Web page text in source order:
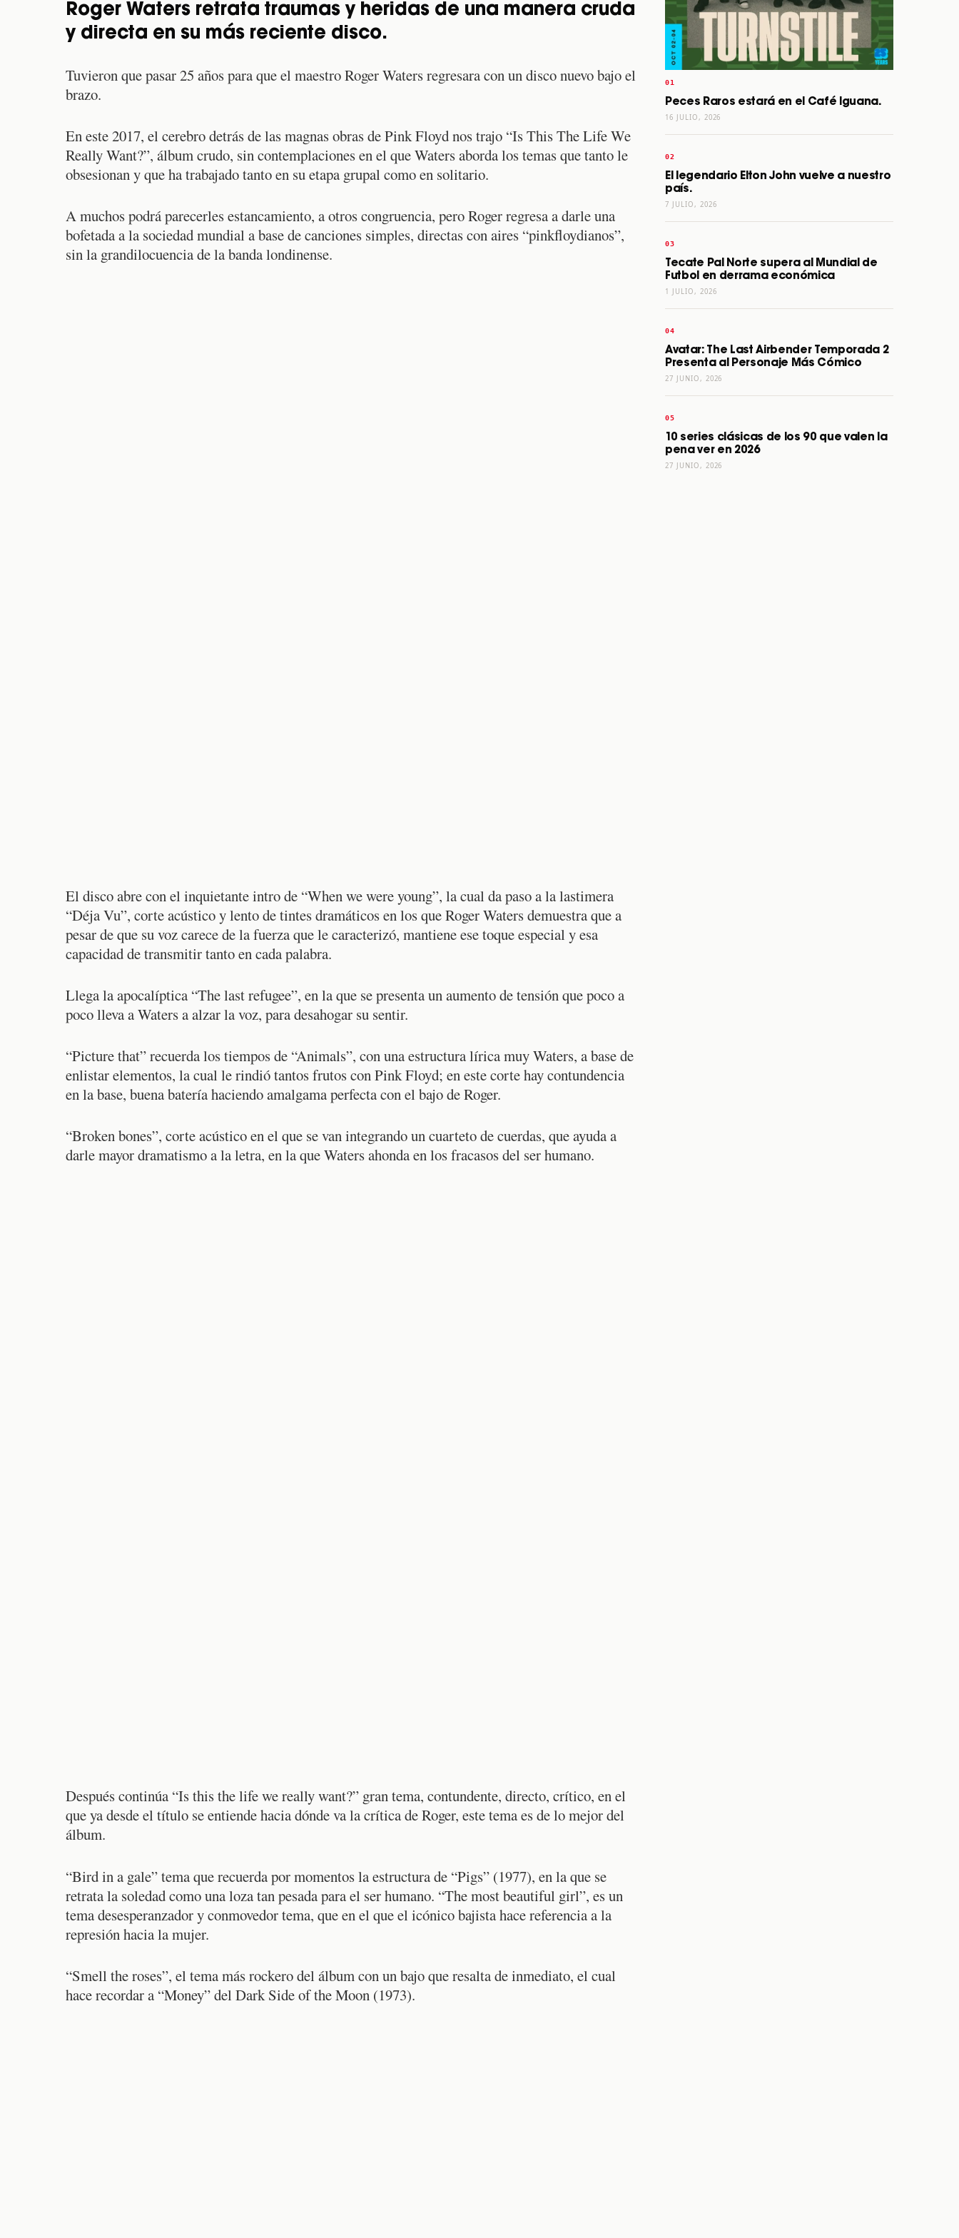
Roger Waters retrata traumas y heridas de una manera cruda
y directa en su más reciente disco.
Tuvieron que pasar 25 años para que el maestro Roger Waters regresara con un disco nuevo bajo el
brazo.
En este 2017, el cerebro detrás de las magnas obras de Pink Floyd nos trajo “Is This The Life We
Really Want?”, álbum crudo, sin contemplaciones en el que Waters aborda los temas que tanto le
obsesionan y que ha trabajado tanto en su etapa grupal como en solitario.
A muchos podrá parecerles estancamiento, a otros congruencia, pero Roger regresa a darle una
bofetada a la sociedad mundial a base de canciones simples, directas con aires “pinkfloydianos”,
sin la grandilocuencia de la banda londinense.
El disco abre con el inquietante intro de “When we were young”, la cual da paso a la lastimera
“Déja Vu”, corte acústico y lento de tintes dramáticos en los que Roger Waters demuestra que a
pesar de que su voz carece de la fuerza que le caracterizó, mantiene ese toque especial y esa
capacidad de transmitir tanto en cada palabra.
Llega la apocalíptica “The last refugee”, en la que se presenta un aumento de tensión que poco a
poco lleva a Waters a alzar la voz, para desahogar su sentir.
“Picture that” recuerda los tiempos de “Animals”, con una estructura lírica muy Waters, a base de
enlistar elementos, la cual le rindió tantos frutos con Pink Floyd; en este corte hay contundencia
en la base, buena batería haciendo amalgama perfecta con el bajo de Roger.
“Broken bones”, corte acústico en el que se van integrando un cuarteto de cuerdas, que ayuda a
darle mayor dramatismo a la letra, en la que Waters ahonda en los fracasos del ser humano.
Después continúa “Is this the life we really want?” gran tema, contundente, directo, crítico, en el
que ya desde el título se entiende hacia dónde va la crítica de Roger, este tema es de lo mejor del
álbum.
“Bird in a gale” tema que recuerda por momentos la estructura de “Pigs” (1977), en la que se
retrata la soledad como una loza tan pesada para el ser humano. “The most beautiful girl”, es un
tema desesperanzador y conmovedor tema, que en el que el icónico bajista hace referencia a la
represión hacia la mujer.
“Smell the roses”, el tema más rockero del álbum con un bajo que resalta de inmediato, el cual
hace recordar a “Money” del Dark Side of the Moon (1973).
Peces Raros estará en el Café Iguana.
16 JULIO, 2026
El legendario Elton John vuelve a nuestro
país.
7 JULIO, 2026
Tecate Pal Norte supera al Mundial de
Futbol en derrama económica
1 JULIO, 2026
Avatar: The Last Airbender Temporada 2
Presenta al Personaje Más Cómico
27 JUNIO, 2026
10 series clásicas de los 90 que valen la
pena ver en 2026
27 JUNIO, 2026